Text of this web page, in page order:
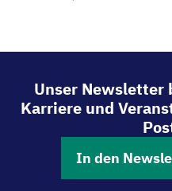
Unser Newsletter
Karriere und
In den